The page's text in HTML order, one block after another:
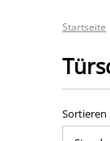
Startseite
Sortieren